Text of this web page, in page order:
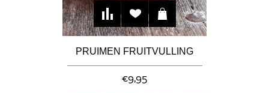
PRUIMEN FRUITVULLING
€9,95